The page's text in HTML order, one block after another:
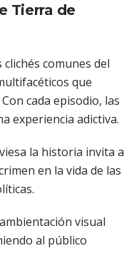
Tierra de
comunes del
que
cada episodio, las
experiencia adictiva.
la historia invita a
en la vida de las
visual
al público